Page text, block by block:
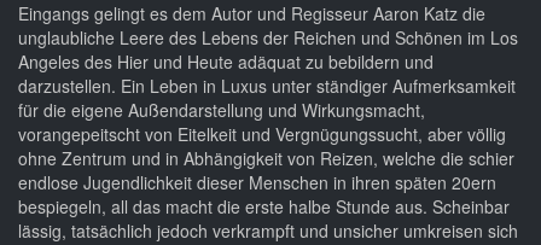
Eingangs gelingt es dem Autor und Regisseur Aaron Katz die
unglaubliche Leere des Lebens der Reichen und Schönen im Los
Angeles des Hier und Heute adäquat zu bebildern und
darzustellen. Ein Leben in Luxus unter ständiger Aufmerksamkeit
für die eigene Außendarstellung und Wirkungsmacht,
vorangepeitscht von Eitelkeit und Vergnügungssucht, aber völlig
ohne Zentrum und in Abhängigkeit von Reizen, welche die schier
endlose Jugendlichkeit dieser Menschen in ihren späten 20ern
bespiegeln, all das macht die erste halbe Stunde aus. Scheinbar
lässig, tatsächlich jedoch verkrampft und unsicher umkreisen sich